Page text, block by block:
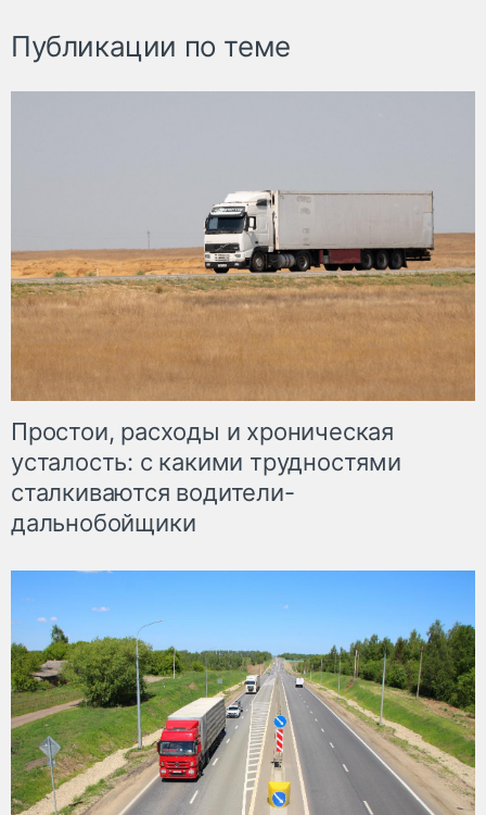
Публикации по теме
Простои, расходы и хроническая
усталость: с какими трудностями
сталкиваются водители-
дальнобойщики